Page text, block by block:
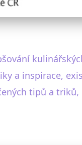
a inspirace,
tipů a